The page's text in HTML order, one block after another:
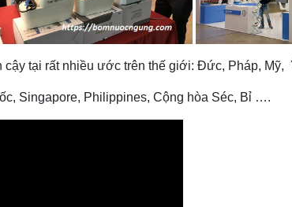
tại rất nhiều ước trên thế giới: Đức, Pháp, Mỹ,
Singapore, Philippines, Cộng hòa Séc, Bỉ ….